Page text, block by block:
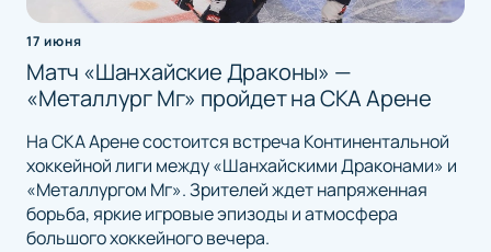
17 июня
Матч «Шанхайские Драконы» —
«Металлург Мг» пройдет на СКА Арене
На СКА Арене состоится встреча Континентальной
хоккейной лиги между «Шанхайскими Драконами» и
«Металлургом Мг». Зрителей ждет напряженная
борьба, яркие игровые эпизоды и атмосфера
большого хоккейного вечера.